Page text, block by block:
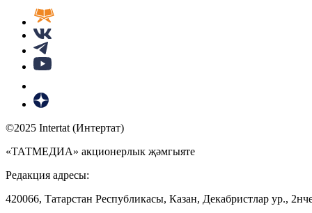
©2025 Intertat (Интертат)
«ТАТМЕДИА» акционерлык җәмгыяте
Редакция адресы:
420066, Татарстан Республикасы, Казан, Декабристлар ур.,